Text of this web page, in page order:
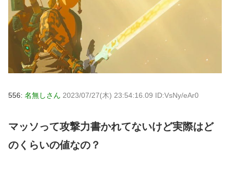
556: 名無しさん 2023/07/27(木) 23:54:16.09 ID:VsNy/eAr0
マッソって攻撃力書かれてないけど実際はど
のくらいの値なの？